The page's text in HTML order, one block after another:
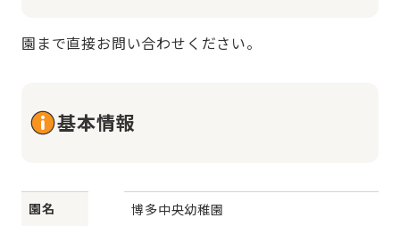
園まで直接お問い合わせください。
基本情報
園名
博多中央幼稚園